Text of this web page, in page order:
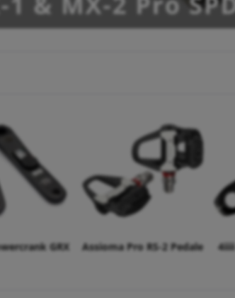
GRX Assioma Pro RS-2 Pedale